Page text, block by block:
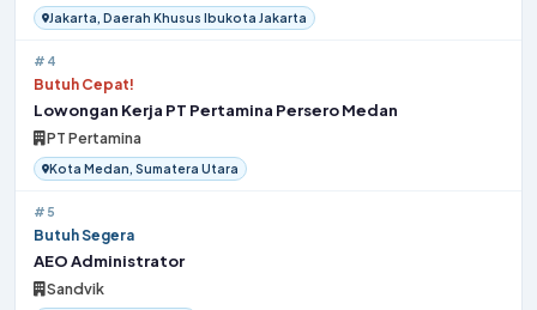
Jakarta, Daerah Khusus Ibukota Jakarta
#4
Butuh Cepat!
Lowongan Kerja PT Pertamina Persero Medan
PT Pertamina
Kota Medan, Sumatera Utara
#5
Butuh Segera
AEO Administrator
Sandvik